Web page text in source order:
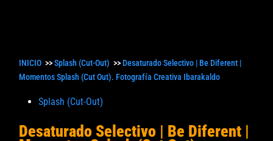
INICIO >>Splash (Cut-Out) >> Desaturado Selectivo | Be Diferent |
Momentos Splash (Cut Out). Fotografía Creativa Ibarakaldo
Publicado
Splash (Cut-Out)
Desaturado Selectivo | Be Diferent |